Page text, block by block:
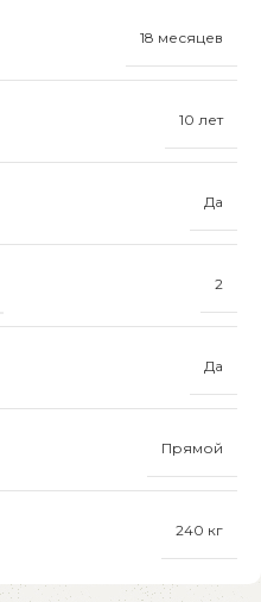
18 месяцев
10 лет
Да
2
Да
Прямой
240 кг